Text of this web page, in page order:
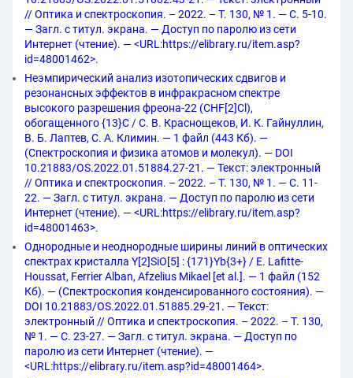
// Оптика и спектроскопия. – 2022. – Т. 130, № 1. — С. 5-10.
— Загл. с титул. экрана. — Доступ по паролю из сети
Интернет (чтение). — <URL:https://elibrary.ru/item.asp?
id=48001462>.
Неэмпирический анализ изотопических сдвигов и
резонансных эффектов в инфракрасном спектре
высокого разрешения фреона-22 (CHF[2]Cl),
обогащенного {13}C / С. В. Краснощеков, И. К. Гайнуллин,
В. Б. Лаптев, С. А. Климин. — 1 файл (443 Кб). —
(Спектроскопия и физика атомов и молекул). — DOI
10.21883/OS.2022.01.51884.27-21. — Текст: электронный
// Оптика и спектроскопия. – 2022. – Т. 130, № 1. — С. 11-
22. — Загл. с титул. экрана. — Доступ по паролю из сети
Интернет (чтение). — <URL:https://elibrary.ru/item.asp?
id=48001463>.
Однородные и неоднородные ширины линий в оптических
спектрах кристалла Y[2]SiO[5] : {171}Yb{3+} / E. Lafitte-
Houssat, Ferrier Alban, Afzelius Mikael [et al.]. — 1 файл (152
Кб). — (Спектроскопия конденсированного состояния). —
DOI 10.21883/OS.2022.01.51885.29-21. — Текст:
электронный // Оптика и спектроскопия. – 2022. – Т. 130,
№ 1. — С. 23-27. — Загл. с титул. экрана. — Доступ по
паролю из сети Интернет (чтение). —
<URL:https://elibrary.ru/item.asp?id=48001464>.